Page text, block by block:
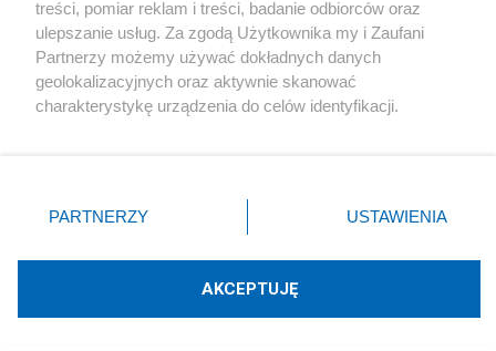
X Facebook Instagram Youtube
Technologię dostarcza:W3media.pl
treści, pomiar reklam i treści, badanie odbiorców oraz
ulepszanie usług. Za zgodą Użytkownika my i Zaufani
Partnerzy możemy używać dokładnych danych
geolokalizacyjnych oraz aktywnie skanować
charakterystykę urządzenia do celów identyfikacji.
zmienić/wycofać klikając przycisk ustawień prywatności
znajdujący się w lewym dolnym rogu strony
rodzaje przetwarzania danych nie wymagają zgody
użytkownika, ale masz prawo sprzeciwić się takiemu
PARTNERZY USTAWIENIA
AKCEPTUJĘ